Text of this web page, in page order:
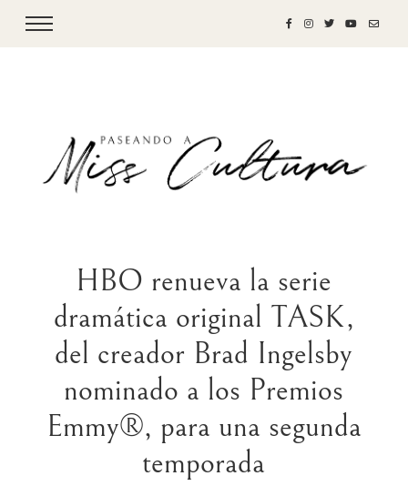
HBO renueva la serie
dramática original TASK,
del creador Brad Ingelsby
nominado a los Premios
Emmy®, para una segunda
temporada